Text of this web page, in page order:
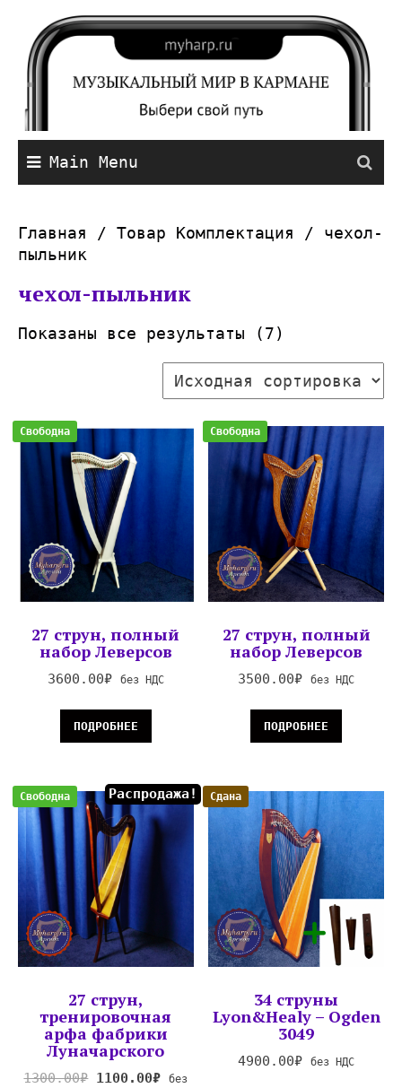
Main Menu
Главная / Товар Комплектация / чехол-
пыльник
чехол-пыльник
Показаны все результаты (7)
Свободна
27 струн, полный
набор Леверсов
3600.00₽ без НДС
ПОДРОБНЕЕ
Свободна
27 струн, полный
набор Леверсов
3500.00₽ без НДС
ПОДРОБНЕЕ
Свободна Распродажа!
27 струн,
тренировочная
арфа фабрики
Луначарского
1300.00₽ 1100.00₽
без
Сдана
34 струны
Lyon&Healy – Ogden
3049
4900.00₽ без НДС